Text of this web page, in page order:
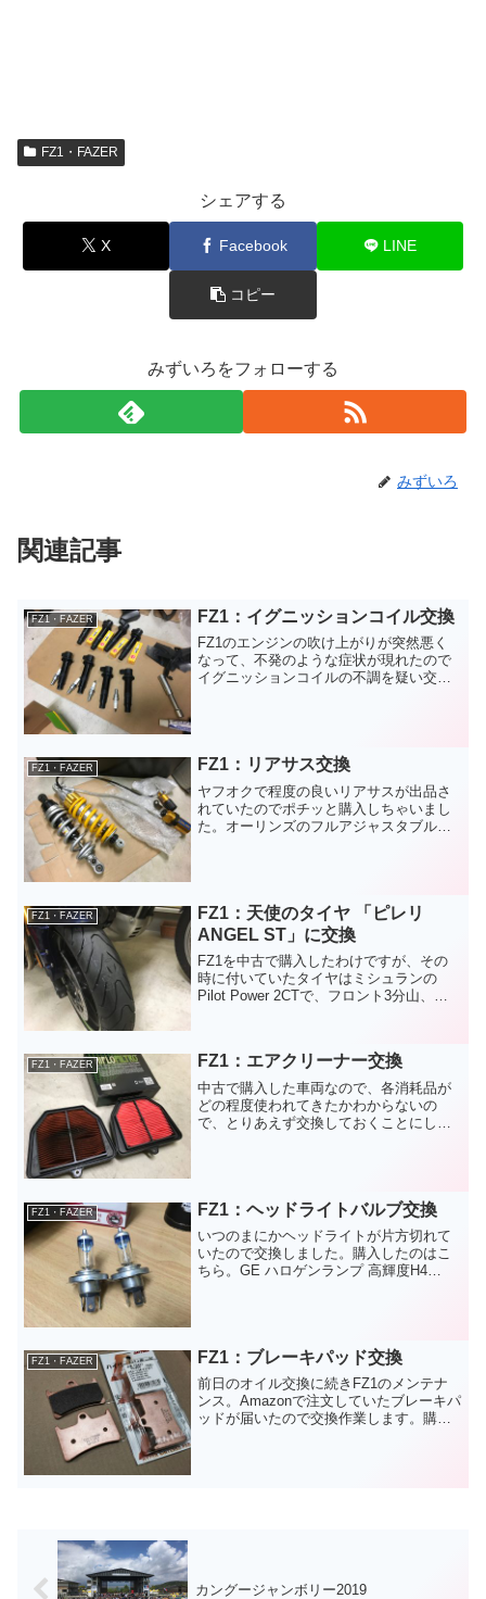
FZ1・FAZER
シェアする
X Facebook LINE
コピー
みずいろをフォローする
みずいろ
関連記事
FZ1・FAZER FZ1：イグニッションコイル交換
FZ1のエンジンの吹け上がりが突然悪く
なって、不発のような症状が現れたので
イグニッションコイルの不調を疑い交換
FZ1・FAZER FZ1：リアサス交換
ヤフオクで程度の良いリアサスが出品さ
れていたのでポチッと購入しちゃいまし
た。オーリンズのフルアジャスタブルタ
FZ1・FAZER
FZ1：天使のタイヤ 「ピレリ
ANGEL ST」に交換
FZ1を中古で購入したわけですが、その
時に付いていたタイヤはミシュランの
Pilot Power 2CTで、フロント3分山、リ
に交換したタイヤかは不明で、また、フ
ロント...
FZ1・FAZER FZ1：エアクリーナー交換
中古で購入した車両なので、各消耗品が
どの程度使われてきたかわからないの
で、とりあえず交換しておくことにしま
FZ1・FAZER FZ1：ヘッドライトバルブ交換
いつのまにかヘッドライトが片方切れて
いたので交換しました。購入したのはこ
ちら。GE ハロゲンランプ 高輝度H4
FZ1・FAZER FZ1：ブレーキパッド交換
前日のオイル交換に続きFZ1のメンテナ
ンス。Amazonで注文していたブレーキパ
ッドが届いたので交換作業します。購入
カングージャンボリー2019